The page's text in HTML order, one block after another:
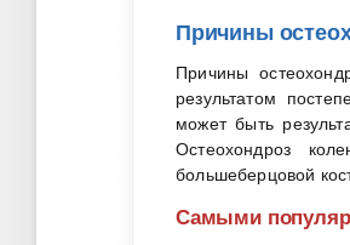
Причины
Причины
результатом
может быть
Остеохондроз
большеберцовой
Самыми